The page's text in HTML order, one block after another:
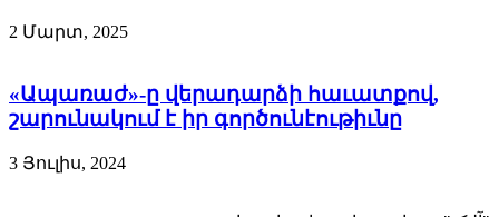
2 Մարտ, 2025
«Ապառաժ»-ը վերադարձի հաւատքով,
շարունակում է իր գործունէութիւնը
3 Յուլիս, 2024